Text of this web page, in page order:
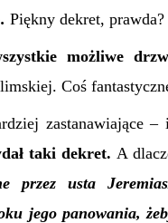
Piękny dekret, prawda?
możliwe
Coś
zastanawiające
taki dekret. A
przez usta
jego panowania,